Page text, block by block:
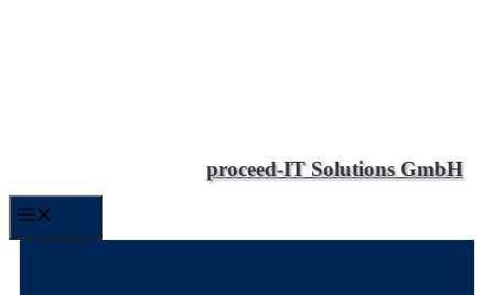
proceed-IT Solutions GmbH